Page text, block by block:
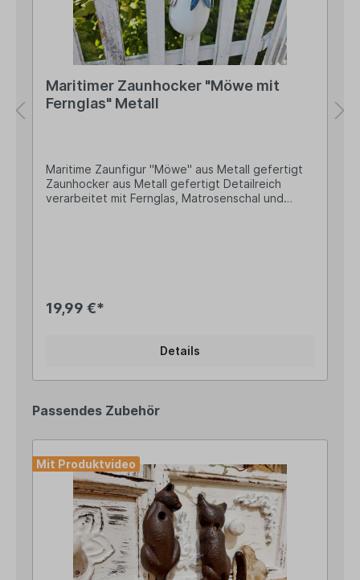
Maritimer Zaunhocker "Möwe mit
Fernglas" Metall
Maritime Zaunfigur "Möwe" aus Metall gefertigt
Zaunhocker aus Metall gefertigt Detailreich
verarbeitet mit Fernglas, Matrosenschal und
mit ihrer blauen Matrosenmütze und dem
sorgt für eine fröhliche, maritime Atmosphäre.
Dank der hohlen Unterseite kannst Du die Figur
einem Regal oder zwischen Deinen
Metallfigur überzeugt mit ihrem charmanten
Vintage-Look und verleiht Deinem Außenbereich
eine besondere Note.Pssst... ein kleiner Tipp
vom Landhus-Team: Kombiniere unsere Möwe wie
im letzten Artikelbild zu sehen mit den anderen
Zaunhockern aus unserem Sortiment, um einen
kunterbunten Gartenzaun zu gestalten. Du
findest die anderen Zaunhocker direkt unter
dieser Beschreibung unter "Ähnliche Artikel".
Angaben zur Produktsicherheit: Hersteller:
19,99 €*
Details
Passendes Zubehör
Mit Produktvideo